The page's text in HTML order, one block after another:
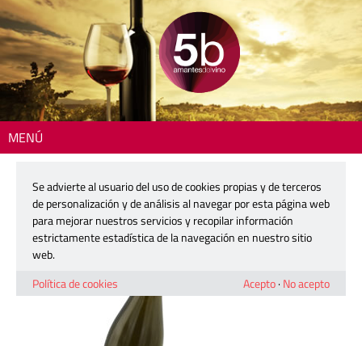
MENÚ
2604-la-tardana-de-estenas-det
5 marzo, 2026
Se advierte al usuario del uso de cookies propias y de terceros
de personalización y de análisis al navegar por esta página web
para mejorar nuestros servicios y recopilar información
estrictamente estadística de la navegación en nuestro sitio
web.
Política de cookies
Acepto· No acepto